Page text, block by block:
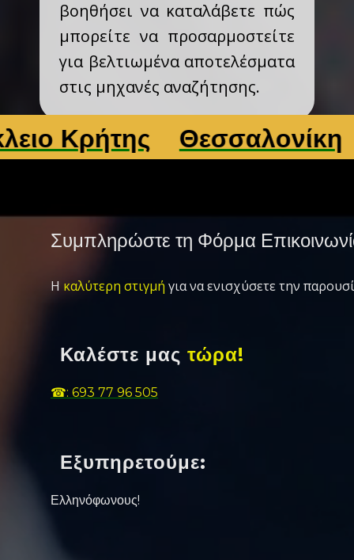
βοηθήσει να καταλάβετε πώς
μπορείτε να προσαρμοστείτε
για βελτιωμένα αποτελέσματα
στις μηχανές αναζήτησης.
Θεσσαλονίκη
Συμπληρώστε τη Φόρμα
Η καλύτερη στιγμή για να ενισχύσετε την
Καλέστε μας τώρα!
☎: 693 77 96 505
Εξυπηρετούμε:
Ελληνόφωνους!